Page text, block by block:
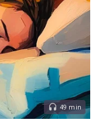
49 min